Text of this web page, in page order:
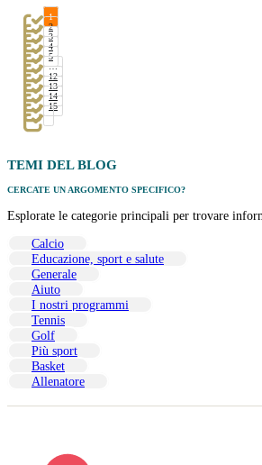
1
2
3
4
5
…
12
13
14
15
TEMI DEL BLOG
CERCATE UN ARGOMENTO SPECIFICO?
Esplorate le categorie principali per trovare
Calcio
Educazione, sport e salute
Generale
Aiuto
I nostri programmi
Tennis
Golf
Più sport
Basket
Allenatore